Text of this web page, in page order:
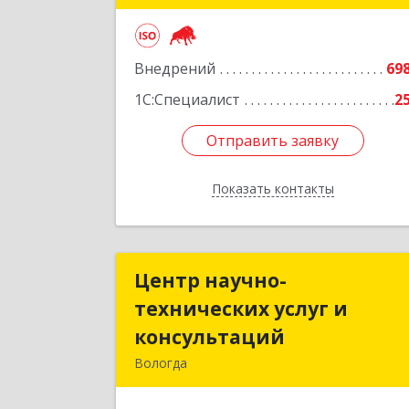
Внедрений
1С:Специалист
Отправить заявку
Показать контакты
Отправить заявку
Назад
Центр научно-
технических услуг и
консультаций
Вологда
Центр научно-
технических услуг и
консультаций